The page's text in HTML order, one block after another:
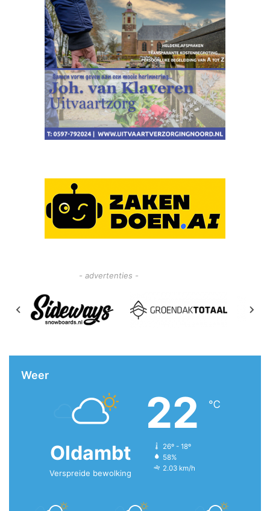
- advertenties -
Weer
Oldambt
Verspreide bewolking
22 ℃
26º - 18º
58%
2.03 km/h